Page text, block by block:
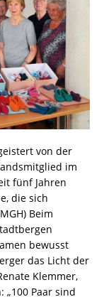
von der
im
fünf Jahren
die sich
Beim
bewusst
das Licht der
Klemmer,
Paar sind